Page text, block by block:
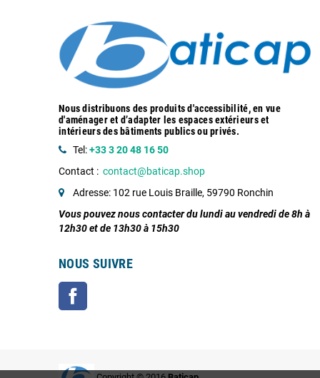
Nous distribuons des produits d'accessibilité, en vue
d'aménager et d’adapter les espaces extérieurs et
intérieurs des bâtiments publics ou privés.
Tel:+33 3 20 48 16 50
Contact : contact@baticap.shop
Adresse: 102 rue Louis Braille, 59790 Ronchin
Vous pouvez nous contacter du lundi au vendredi de 8h à
12h30 et de 13h30 à 15h30
NOUS SUIVRE